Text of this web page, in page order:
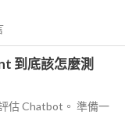
到底該怎麼測
估 Chatbot。 準備一